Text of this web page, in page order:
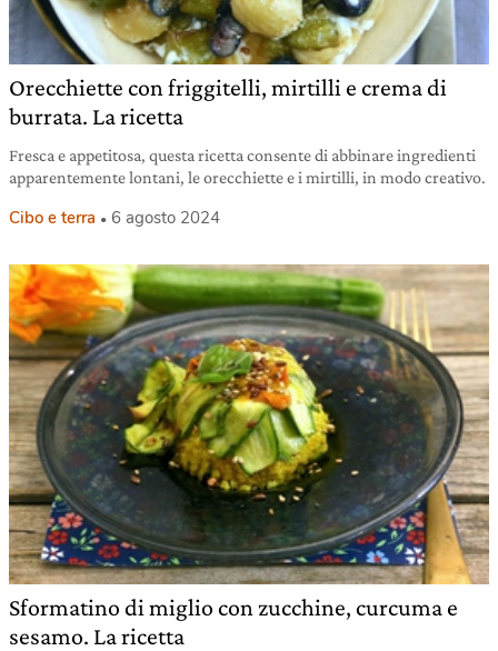
Orecchiette con friggitelli, mirtilli e crema di
burrata. La ricetta
Fresca e appetitosa, questa ricetta consente di abbinare ingredienti
apparentemente lontani, le orecchiette e i mirtilli, in modo creativo.
Cibo e terra 6 agosto 2024
Sformatino di miglio con zucchine, curcuma e
sesamo. La ricetta